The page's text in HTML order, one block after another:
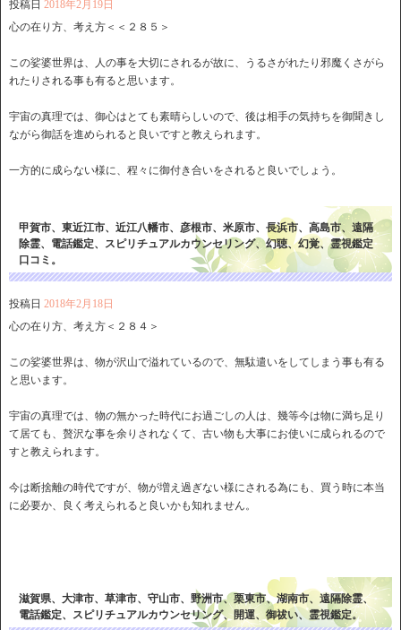
投稿日 2018年2月19日
心の在り方、考え方＜＜２８５＞
この娑婆世界は、人の事を大切にされるが故に、うるさがれたり邪魔くさがら
れたりされる事も有ると思います。
宇宙の真理では、御心はとても素晴らしいので、後は相手の気持ちを御聞きし
ながら御話を進められると良いですと教えられます。
一方的に成らない様に、程々に御付き合いをされると良いでしょう。
甲賀市、東近江市、近江八幡市、彦根市、米原市、長浜市、高島市、遠隔
除霊、電話鑑定、スピリチュアルカウンセリング、幻聴、幻覚、霊視鑑定
口コミ。
投稿日 2018年2月18日
心の在り方、考え方＜２８４＞
この娑婆世界は、物が沢山で溢れているので、無駄遣いをしてしまう事も有る
と思います。
宇宙の真理では、物の無かった時代にお過ごしの人は、幾等今は物に満ち足り
て居ても、贅沢な事を余りされなくて、古い物も大事にお使いに成られるので
すと教えられます。
今は断捨離の時代ですが、物が増え過ぎない様にされる為にも、買う時に本当
に必要か、良く考えられると良いかも知れません。
滋賀県、大津市、草津市、守山市、野洲市、栗東市、湖南市、遠隔除霊、
電話鑑定、スピリチュアルカウンセリング、開運、御祓い、霊視鑑定。